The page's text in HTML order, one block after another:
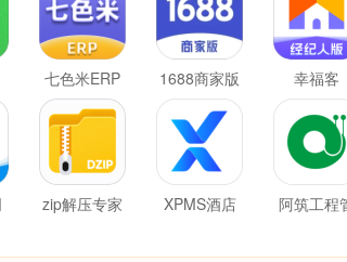
七色米ERP 1688商家版 幸福客
zip解压专家
XPMS酒店
阿筑工程